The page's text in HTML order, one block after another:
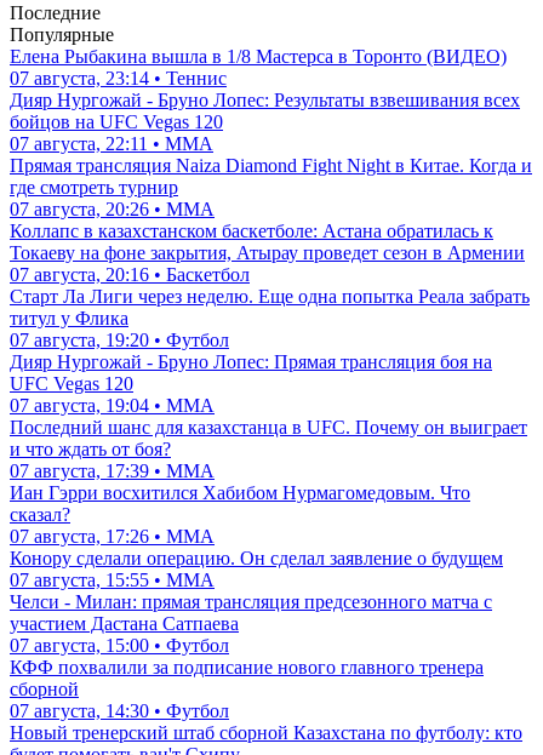
Последние
Популярные
Елена Рыбакина вышла в 1/8 Мастерса в Торонто (ВИДЕО)
07 августа, 23:14 • Теннис
Дияр Нургожай - Бруно Лопес: Результаты взвешивания всех
бойцов на UFC Vegas 120
07 августа, 22:11 • ММА
Прямая трансляция Naiza Diamond Fight Night в Китае. Когда и
где смотреть турнир
07 августа, 20:26 • ММА
Коллапс в казахстанском баскетболе: Астана обратилась к
Токаеву на фоне закрытия, Атырау проведет сезон в Армении
07 августа, 20:16 • Баскетбол
Старт Ла Лиги через неделю. Еще одна попытка Реала забрать
титул у Флика
07 августа, 19:20 • Футбол
Дияр Нургожай - Бруно Лопес: Прямая трансляция боя на
UFC Vegas 120
07 августа, 19:04 • ММА
Последний шанс для казахстанца в UFC. Почему он выиграет
и что ждать от боя?
07 августа, 17:39 • ММА
Иан Гэрри восхитился Хабибом Нурмагомедовым. Что
сказал?
07 августа, 17:26 • ММА
Конору сделали операцию. Он сделал заявление о будущем
07 августа, 15:55 • ММА
Челси - Милан: прямая трансляция предсезонного матча с
участием Дастана Сатпаева
07 августа, 15:00 • Футбол
КФФ похвалили за подписание нового главного тренера
сборной
07 августа, 14:30 • Футбол
Новый тренерский штаб сборной Казахстана по футболу: кто